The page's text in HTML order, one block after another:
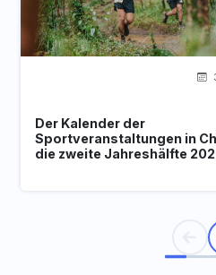
Der Kalender der
Sportveranstaltungen in
die zweite Jahreshälfte